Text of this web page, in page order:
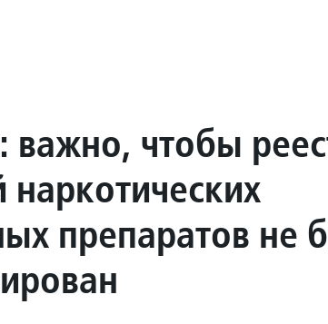
важно, чтобы
наркотических
препаратов не